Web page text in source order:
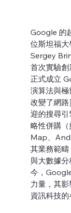
Google 的
位斯坦福
Sergey
首次實驗
正式成立
演算法與
改變了網
迎的搜尋
略性併購
Map、
其業務範
與大數據
今，
力量，其
資訊科技的